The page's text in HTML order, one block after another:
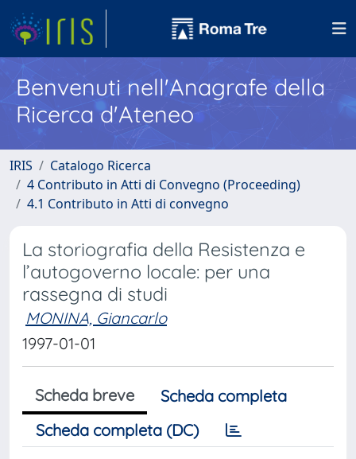
Benvenuti nell'Anagrafe della
Ricerca d'Ateneo
IRIS
Catalogo Ricerca
4 Contributo in Atti di Convegno (Proceeding)
4.1 Contributo in Atti di convegno
La storiografia della Resistenza e
l’autogoverno locale: per una
rassegna di studi
MONINA, Giancarlo
1997-01-01
Scheda breve
Scheda completa
Scheda completa (DC)